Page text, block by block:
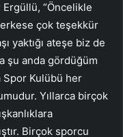
Ergüllü, “Öncelikle
çok teşekkür
yaktığı ateşe biz de
şu anda gördüğüm
Spor Kulübü her
Yıllarca birçok
Birçok sporcu